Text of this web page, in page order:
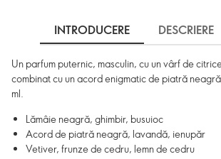
INTRODUCERE DESCRIERE
Un parfum puternic, masculin, cu un vârf de
combinat cu un acord enigmatic de piatră
ml.
Lămâie neagră, ghimbir, busuioc
Acord de piatră neagră, lavandă, ienupăr
Vetiver, frunze de cedru, lemn de cedru